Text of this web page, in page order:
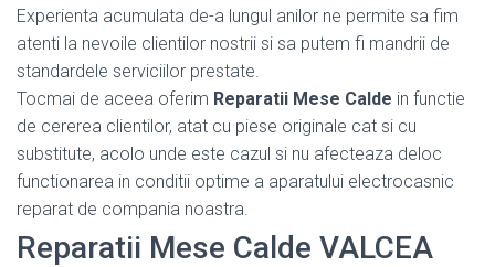
Experienta acumulata de-a lungul anilor ne permite sa fim
atenti la nevoile clientilor nostrii si sa putem fi mandrii de
standardele serviciilor prestate.
Tocmai de aceea oferim Reparatii Mese Calde in functie
de cererea clientilor, atat cu piese originale cat si cu
substitute, acolo unde este cazul si nu afecteaza deloc
functionarea in conditii optime a aparatului electrocasnic
reparat de compania noastra.
Reparatii Mese Calde VALCEA